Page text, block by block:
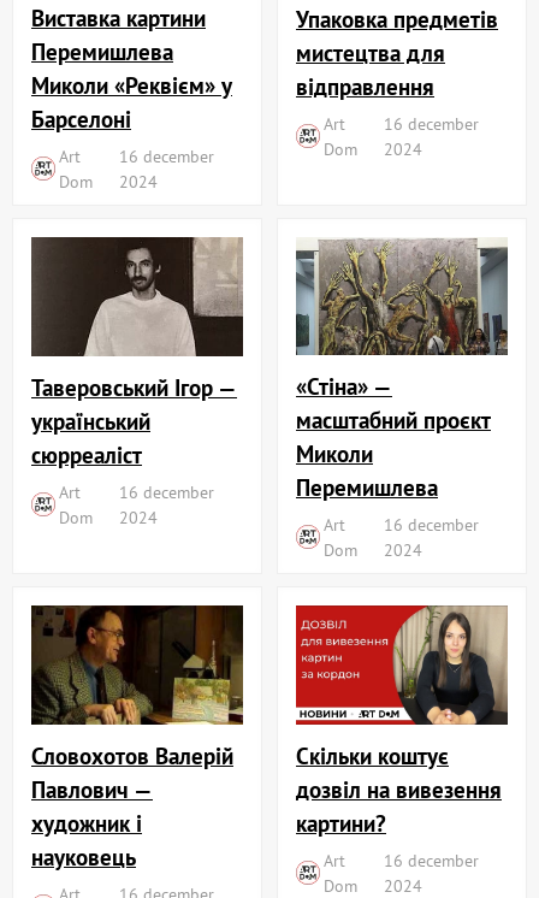
Виставка картини
Перемишлева
Миколи «Реквієм» у
Барселоні
Art
Dom
16 december
2024
Упаковка предметів
мистецтва для
відправлення
Art
Dom
16 december
2024
Таверовський Ігор —
український
сюрреаліст
Art
Dom
16 december
2024
«Стіна» —
масштабний проєкт
Миколи
Перемишлева
Art
Dom
16 december
2024
Словохотов Валерій
Павлович —
художник і
науковець
Скільки коштує
дозвіл на вивезення
картини?
Art
Dom
16 december
2024